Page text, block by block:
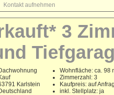
Kontakt aufnehmen
3
Karlstein
Wohnfläche: ca. 98
Zimmerzahl: 3
Kaufpreis: auf
inkl. Stellplatz: ja